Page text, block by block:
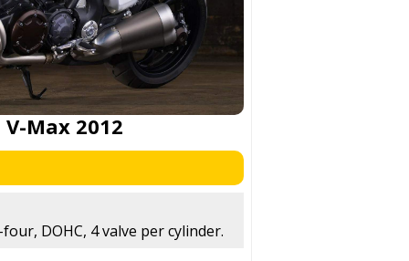
Max 2012
DOHC, 4 valve per cylinder.